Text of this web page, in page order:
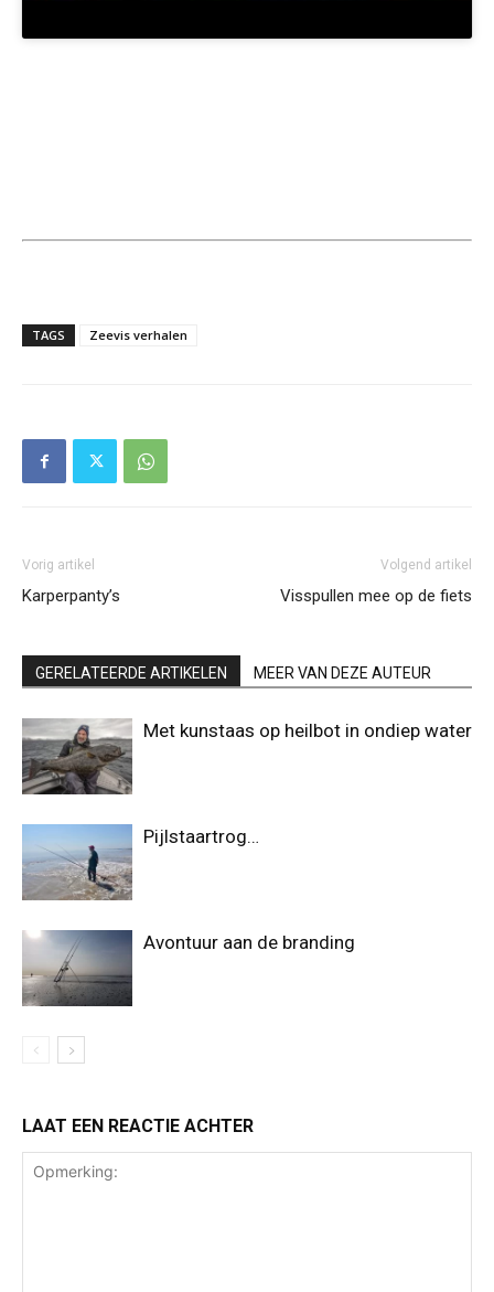
TAGS Zeevis verhalen
Vorig artikel
Karperpanty’s
Volgend artikel
Visspullen mee op de fiets
GERELATEERDE ARTIKELEN MEER VAN DEZE AUTEUR
Met kunstaas op heilbot in ondiep water
Pijlstaartrog…
Avontuur aan de branding
LAAT EEN REACTIE ACHTER